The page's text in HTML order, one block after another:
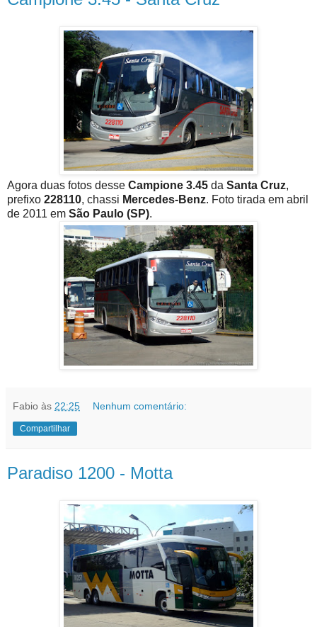
Agora duas fotos desse Campione 3.45 da Santa Cruz,
prefixo 228110, chassi Mercedes-Benz. Foto tirada em abril
de 2011 em São Paulo (SP).
Fabio às 22:25 Nenhum comentário:
Compartilhar
Paradiso 1200 - Motta